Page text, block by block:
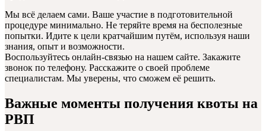
Мы всё делаем сами. Ваше участие в подготовительной
процедуре минимально. Не теряйте время на бесполезные
попытки. Идите к цели кратчайшим путём, используя наши
знания, опыт и возможности.
Воспользуйтесь онлайн-связью на нашем сайте. Закажите
звонок по телефону. Расскажите о своей проблеме
специалистам. Мы уверены, что сможем её решить.
Важные моменты получения квоты на
РВП